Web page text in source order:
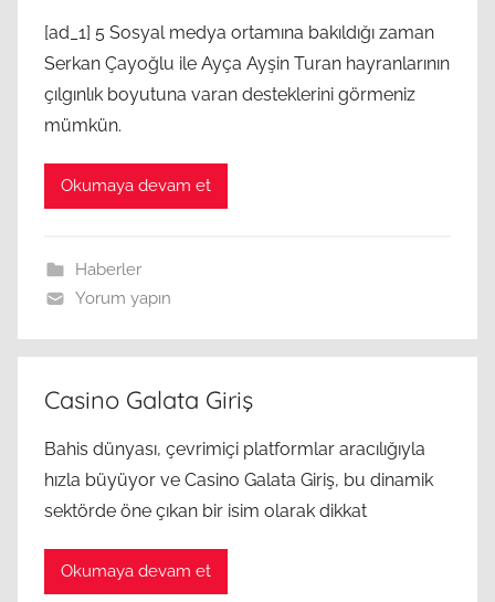
[ad_1] 5 Sosyal medya ortamına bakıldığı zaman
Serkan Çayoğlu ile Ayça Ayşin Turan hayranlarının
çılgınlık boyutuna varan desteklerini görmeniz
mümkün.
Okumaya devam et
Haberler
Yorum yapın
Casino Galata Giriş
Bahis dünyası, çevrimiçi platformlar aracılığıyla
hızla büyüyor ve Casino Galata Giriş, bu dinamik
sektörde öne çıkan bir isim olarak dikkat
Okumaya devam et